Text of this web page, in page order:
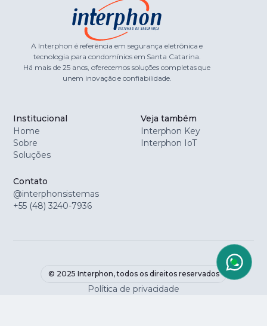
A Interphon é referência em segurança eletrônica e
tecnologia para condomínios em Santa Catarina.
Há mais de 25 anos, oferecemos soluções completas que
unem inovação e confiabilidade.
Institucional
Home
Sobre
Soluções
Veja também
Interphon Key
Interphon IoT
Contato
@interphonsistemas
+55 (48) 3240-7936
© 2025 Interphon, todos os direitos reservados
Política de privacidade